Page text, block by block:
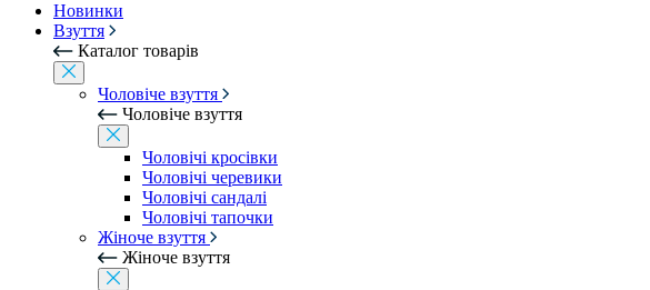
Новинки
Взуття
Каталог товарів
Чоловіче взуття
Чоловіче взуття
Чоловічі кросівки
Чоловічі черевики
Чоловічі сандалі
Чоловічі тапочки
Жіноче взуття
Жіноче взуття